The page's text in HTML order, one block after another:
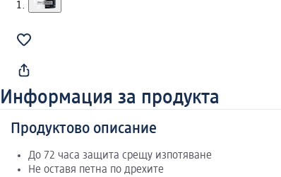
Информация за продукта
Продуктово описание
До 72 часа защита срещу изпотяване
Не оставя петна по дрехите